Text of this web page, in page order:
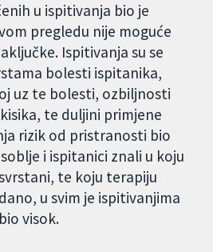
u ispitivanja bio je
pregledu nije moguće
Ispitivanja su se
bolesti ispitanika,
uz te bolesti, ozbiljnosti
te duljini primjene
rizik od pristranosti bio
i ispitanici znali u koju
te koju terapiju
u svim je ispitivanjima
visok.